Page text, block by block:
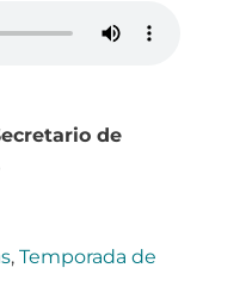
de
, Temporada de